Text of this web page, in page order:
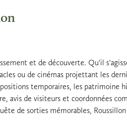
et de découverte. Qu'il
ou de cinémas projettant les
temporaires, les patrimoine
avis de visiteurs et coordonnées
de sorties mémorables,